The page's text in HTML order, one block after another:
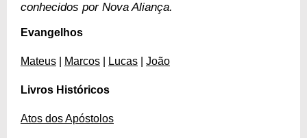
conhecidos por Nova Aliança.
Evangelhos
Mateus Marcos Lucas João
Livros Históricos
Atos dos Apóstolos